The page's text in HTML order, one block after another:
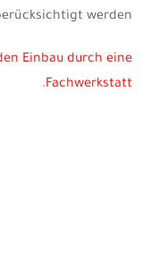
werden.
Einbau durch eine
Fachwerkstatt.